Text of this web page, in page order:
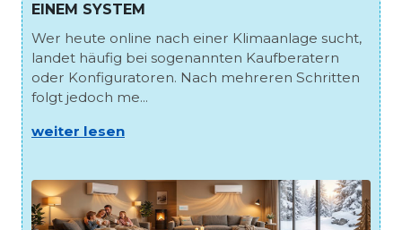
EINEM SYSTEM
Wer heute online nach einer Klimaanlage sucht,
landet häufig bei sogenannten Kaufberatern
oder Konfiguratoren. Nach mehreren Schritten
folgt jedoch me...
weiter lesen